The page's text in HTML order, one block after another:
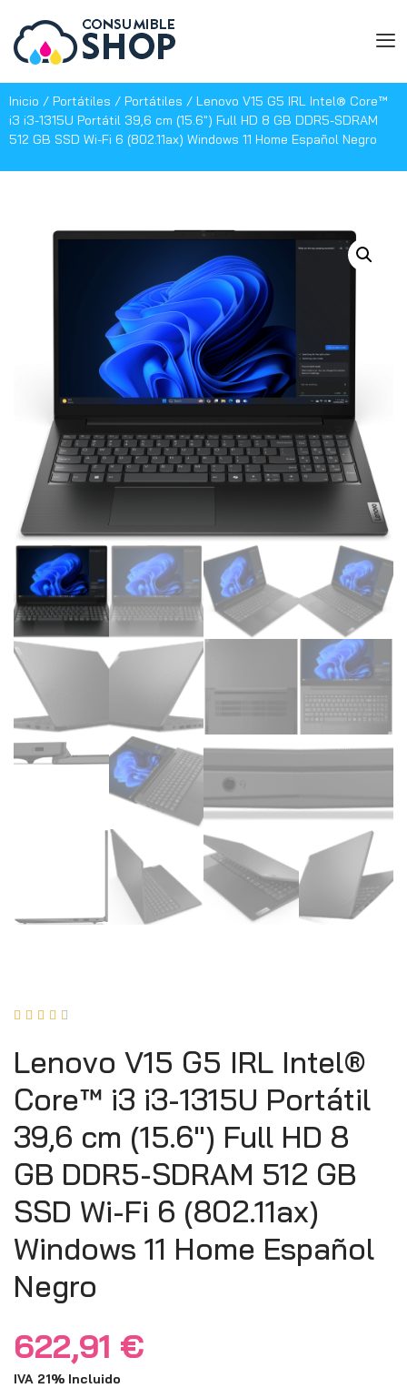
Inicio / Portátiles / Portátiles / Lenovo V15 G5 IRL Intel® Core™
i3 i3-1315U Portátil 39,6 cm (15.6″) Full HD 8 GB DDR5-SDRAM
512 GB SSD Wi-Fi 6 (802.11ax) Windows 11 Home Español Negro
    
Lenovo V15 G5 IRL Intel®
Core™ i3 i3-1315U Portátil
39,6 cm (15.6″) Full HD 8
GB DDR5-SDRAM 512 GB
SSD Wi-Fi 6 (802.11ax)
Windows 11 Home Español
Negro
622,91 €
IVA 21% Incluido